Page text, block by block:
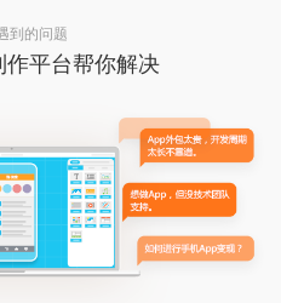
到的问题
作平台帮你解决